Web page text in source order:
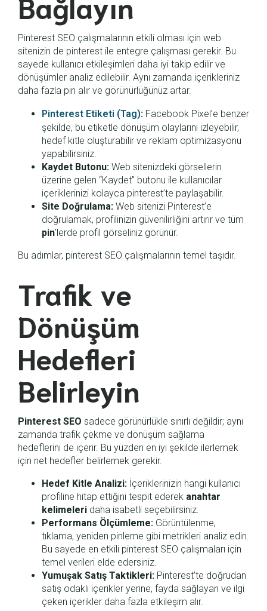
Pinterest SEO çalışmalarının etkili olması için web
sitenizin de pinterest ile entegre çalışması gerekir. Bu
sayede kullanıcı etkileşimleri daha iyi takip edilir ve
dönüşümler analiz edilebilir. Aynı zamanda içerikleriniz
daha fazla pin alır ve görünürlüğünüz artar.
Pinterest Etiketi (Tag): Facebook Pixel’e benzer
şekilde, bu etiketle dönüşüm olaylarını izleyebilir,
hedef kitle oluşturabilir ve reklam optimizasyonu
yapabilirsiniz.
Kaydet Butonu: Web sitenizdeki görsellerin
üzerine gelen “Kaydet” butonu ile kullanıcılar
içeriklerinizi kolayca pinterest’te paylaşabilir.
Site Doğrulama: Web sitenizi Pinterest’e
doğrulamak, profilinizin güvenilirliğini artırır ve tüm
pin’lerde profil görseliniz görünür.
Bu adımlar, pinterest SEO çalışmalarının temel taşıdır.
Trafik ve
Dönüşüm
Hedefleri
Belirleyin
Pinterest SEO sadece görünürlükle sınırlı değildir; aynı
zamanda trafik çekme ve dönüşüm sağlama
hedeflerini de içerir. Bu yüzden en iyi şekilde ilerlemek
için net hedefler belirlemek gerekir.
Hedef Kitle Analizi: İçeriklerinizin hangi kullanıcı
profiline hitap ettiğini tespit ederek anahtar
kelimeleri daha isabetli seçebilirsiniz.
Performans Ölçümleme: Görüntülenme,
tıklama, yeniden pinleme gibi metrikleri analiz edin.
Bu sayede en etkili pinterest SEO çalışmaları için
temel verileri elde edersiniz.
Yumuşak Satış Taktikleri: Pinterest’te doğrudan
satış odaklı içerikler yerine, fayda sağlayan ve ilgi
çeken içerikler daha fazla etkileşim alır.